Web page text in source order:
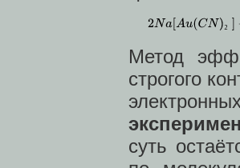
Метод
строгого
суть